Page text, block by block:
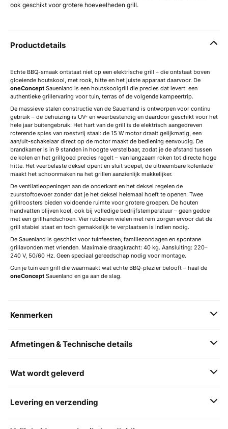
ook geschikt voor grotere hoeveelheden grill.
Productdetails
Echte BBQ-smaak ontstaat niet op een elektrische grill – die ontstaat boven
gloeiende houtskool, met rook, hitte en het juiste apparaat daarvoor. De
oneConcept Sauenland is een houtskoolgrill die precies dat levert: een
authentieke grillervaring voor tuin, terras of de volgende kampeertrip.
De massieve stalen constructie van de Sauenland is ontworpen voor continu
gebruik – de behuizing is UV- en weerbestendig en daardoor geschikt voor het
hele jaar buitengebruik. Het hart van de grill is de elektrisch aangedreven
roterende spies van roestvrij staal: de 15 W motor draait gelijkmatig, een
aan/uit-schakelaar direct op de motor maakt de bediening eenvoudig. De
brandkamer is in 9 standen in hoogte verstelbaar, zodat je de afstand tussen
de kolen en het grillgoed precies regelt – van langzaam roken tot directe hoge
hitte. Het veerbelaste deksel opent en sluit soepel, de uitneembare kolenlade
maakt het schoonmaken na het grillen aanzienlijk makkelijker.
De ventilatieopeningen aan de onderkant en het deksel regelen de
zuurstoftoevoer zonder dat je het deksel helemaal hoeft te openen. Twee
grillroosters bieden voldoende ruimte voor grotere groepen. De houten
handvatten blijven koel, ook bij volledige bedrijfstemperatuur – geen gedoe
met een grillhandschoen. Vier rubberen wielen met rem zorgen ervoor dat de
grill stabiel staat en toch gemakkelijk te verplaatsen is indien nodig.
De Sauenland is geschikt voor tuinfeesten, familiezondagen en spontane
grillavonden met vrienden. Maximale draagkracht: 40 kg. Aansluiting: 220–
240 V, 50/60 Hz. Geen speciaal gereedschap nodig voor montage.
Gun je tuin een grill die waarmaakt wat echte BBQ-plezier belooft – haal de
oneConcept Sauenland en ga aan de slag.
Kenmerken
Afmetingen & Technische details
Wat wordt geleverd
Levering en verzending